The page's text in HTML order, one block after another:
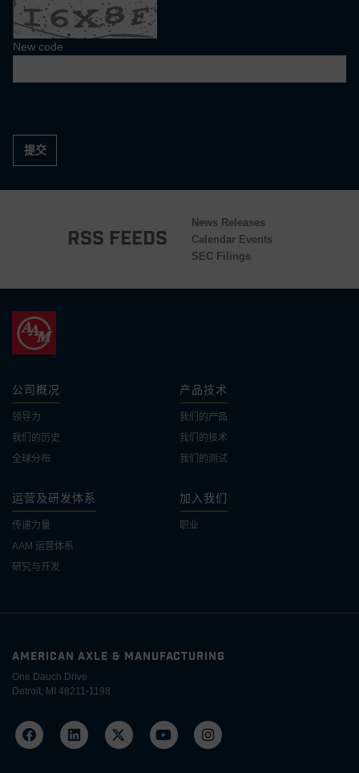
New code
提交
RSS Feeds
News Releases
Calendar Events
SEC Filings
公司概况
领导力
我们的历史
全球分布
产品技术
我们的产品
我们的技术
我们的测试
运营及研发体系
传递力量
AAM 运营体系
研究与开发
加入我们
职业
AMERICAN AXLE & MANUFACTURING
One Dauch Drive
Detroit, MI 48211-1198